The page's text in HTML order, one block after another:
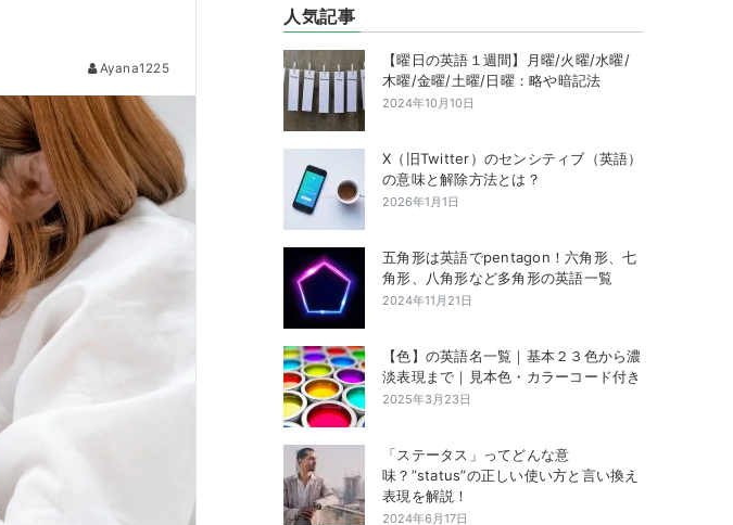
Ayana1225
人気記事
【曜日の英語１週間】月曜/火曜/水曜/
木曜/金曜/土曜/日曜：略や暗記法
2024年10月10日
X（旧Twitter）のセンシティブ（英語）
の意味と解除方法とは？
2026年1月1日
五角形は英語でpentagon！六角形、七
角形、八角形など多角形の英語一覧
2024年11月21日
【色】の英語名一覧｜基本２３色から濃
淡表現まで｜見本色・カラーコード付き
2025年3月23日
「ステータス」ってどんな意
味？”status”の正しい使い方と言い換え
表現を解説！
2024年6月17日